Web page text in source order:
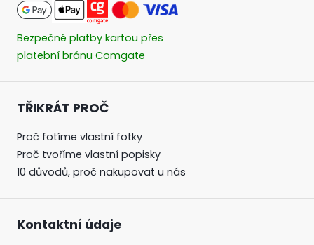
Bezpečné platby kartou přes
platební bránu Comgate
TŘIKRÁT PROČ
Proč fotíme vlastní fotky
Proč tvoříme vlastní popisky
10 důvodů, proč nakupovat u nás
Kontaktní údaje